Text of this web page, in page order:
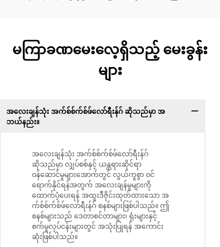
မကြာခဏမေးလေ့ရှိသည့် မေးခွန်း
များ
အလေးချန်သုံး အက်စ်စ်က်စ်ဖ်လော်ရီးန်ဂ် ဆိုသည်မှာ အ
ဘယ်နည်း။
အလေးချန်သုံး အက်စ်စ်က်စ်ဖ်လော်ရီးန်ဂ်
ဆိုသည်မှာ လျှပ်စစ်နှင့် ယန္တရားဆိုင်ရာ
ဝန်ဆောင်မှုများအောက်တွင် လွယ်ကူစွာ ဝင်
ရောက်နိုင်ရန်အတွက် အလေးချန်မှုများကို
ထောက်ပံ့ပေးရန် အထူးဒီဇိုင်းထုတ်ထားသော အ
က်စ်စ်က်စ်ဖ်လော်ရီးန်ဂ် စနစ်များဖြစ်ပါသည်။ ဤ
စနစ်များသည် ဒေတာစင်တာများ၊ ရုံးများနှင့်
စက်မှုလုပ်ငန်းများတွင် အသုံးပြုရန် အကောင်း
ဆုံးဖြစ်ပါသည်။